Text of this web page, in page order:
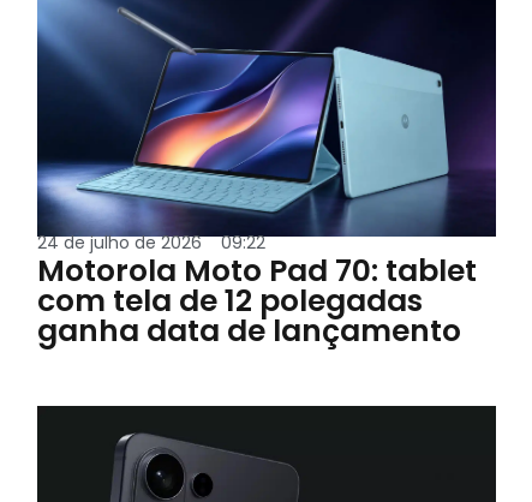
24 de julho de 2026 09:22
Motorola Moto Pad 70: tablet
com tela de 12 polegadas
ganha data de lançamento